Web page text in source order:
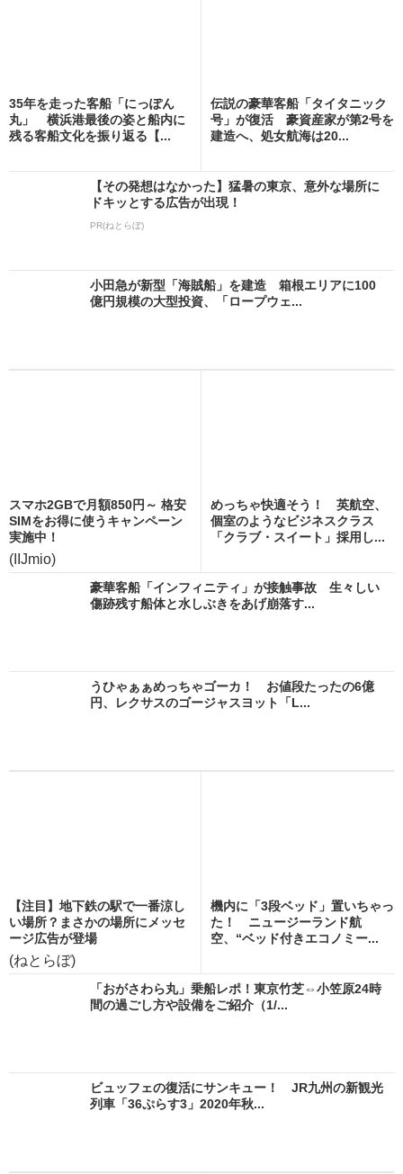
35年を走った客船「にっぽん
丸」 横浜港最後の姿と船内に
残る客船文化を振り返る【...
伝説の豪華客船「タイタニック
号」が復活 豪資産家が第2号を
建造へ、処女航海は20...
【その発想はなかった】猛暑の東京、意外な場所に
ドキッとする広告が出現！
PR(ねとらぼ)
小田急が新型「海賊船」を建造 箱根エリアに100
億円規模の大型投資、「ロープウェ...
スマホ2GBで月額850円～ 格安
SIMをお得に使うキャンペーン
実施中！
(IIJmio)
めっちゃ快適そう！ 英航空、
個室のようなビジネスクラス
「クラブ・スイート」採用し...
豪華客船「インフィニティ」が接触事故 生々しい
傷跡残す船体と水しぶきをあげ崩落す...
うひゃぁぁめっちゃゴーカ！ お値段たったの6億
円、レクサスのゴージャスヨット「L...
【注目】地下鉄の駅で一番涼し
い場所？まさかの場所にメッセ
ージ広告が登場
(ねとらぼ)
機内に「3段ベッド」置いちゃっ
た！ ニュージーランド航
空、“ベッド付きエコノミー...
「おがさわら丸」乗船レポ！東京竹芝⇔小笠原24時
間の過ごし方や設備をご紹介（1/...
ビュッフェの復活にサンキュー！ JR九州の新観光
列車「36ぷらす3」2020年秋...